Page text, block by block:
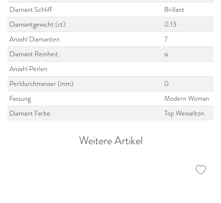
Diamant Schliff
Brillant
Diamantgewicht (ct)
0.13
Anzahl Diamanten
7
Diamant Reinheit
si
Anzahl Perlen
Perldurchmesser (mm)
0
Fassung
Modern Woman
Diamant Farbe
Top Wesselton
Weitere Artikel